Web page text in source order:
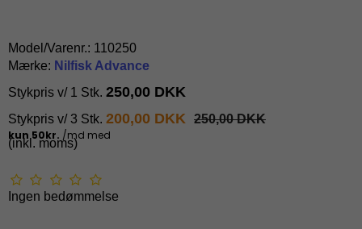
Model/Varenr.: 110250
Mærke: Nilfisk Advance
Stykpris v/ 1 Stk. 250,00 DKK
Stykpris v/ 3 Stk. 200,00 DKK 250,00 DKK
(inkl. moms)
Ingen bedømmelse